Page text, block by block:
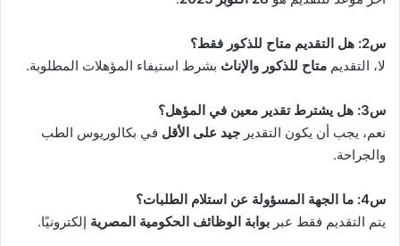
س2: هل التقديم متاح للذكور فقط؟
لا، التقديم متاح للذكور والإناث بشرط استيفاء المؤهلات المطلوبة.
س3: هل يشترط تقدير معين في المؤهل؟
نعم، يجب أن يكون التقدير جيد على الأقل في بكالوريوس الطب
والجراحة.
س4: ما الجهة المسؤولة عن استلام الطلبات؟
يتم التقديم فقط عبر بوابة الوظائف الحكومية المصرية إلكترونيًا.